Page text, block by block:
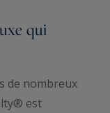
qui
de nombreux
est